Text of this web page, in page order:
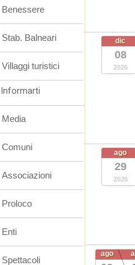
dic
08
2026
ago
29
2026
ago
Benessere
Stab. Balneari
Villaggi turistici
Informarti
Media
Comuni
Associazioni
Proloco
Enti
Spettacoli